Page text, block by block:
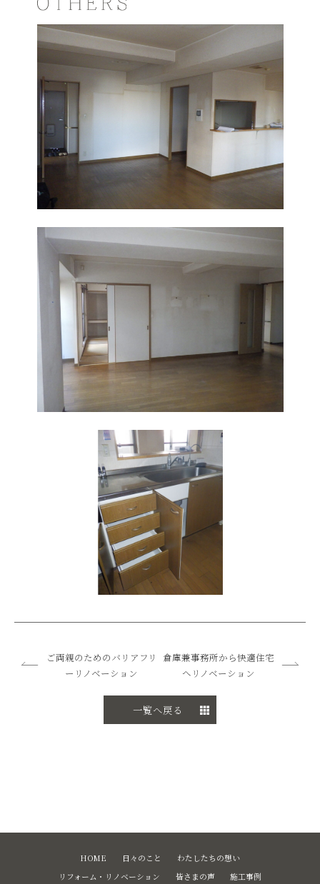
ご両親のためのバリアフリ
ーリノベーション
一覧へ戻る
倉庫兼事務所から快適住宅
へリノベーション
HOME 日々のこと
わたしたちの想い
リフォーム・リノベーション
皆さまの声 施工事例